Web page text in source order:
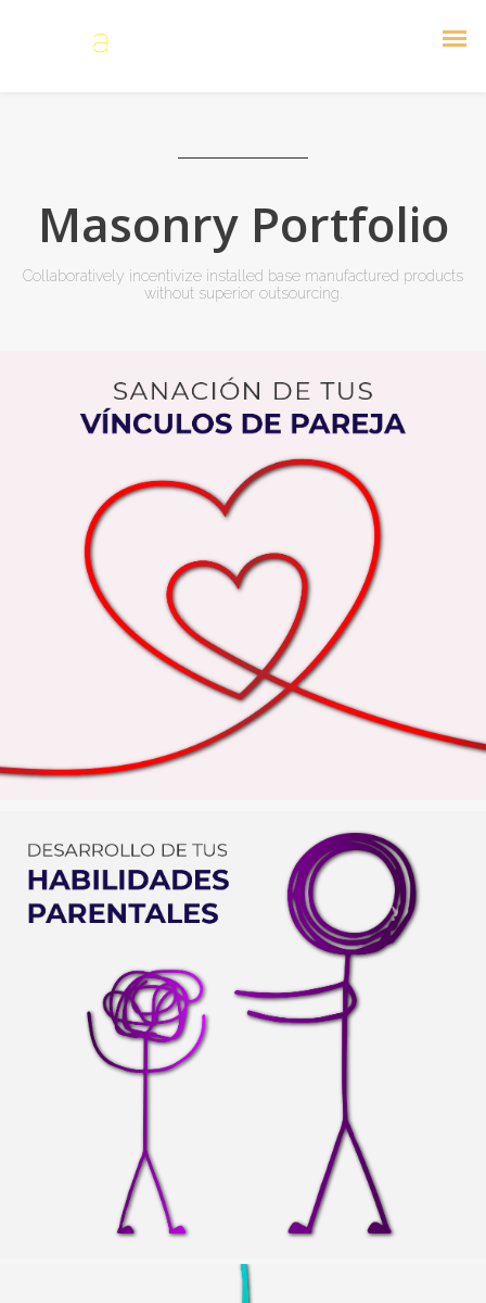
Masonry Portfolio
Collaboratively incentivize installed base manufactured products
without superior outsourcing.
SANACIÓN DE TUS VÍNCULOS DE PAREJA
DESARROLLO DE TUS HABILIDADES PARENTALES